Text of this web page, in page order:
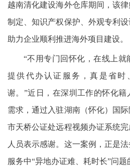
越南清化建设海外仓库期间，该
制定、知识产权保护、外观专利设
助力企业顺利推进海外项目建设。
“不用专门回怀化，在线上
提供代办认证服务，真是省时
谢。”近日，在深圳工作的怀化
需求，通过入驻湖南（怀化）国
市天桥公证处远程视频办证系统
人员表示感谢。这一案例，正是
服务中“异地办证难、耗时长”问题